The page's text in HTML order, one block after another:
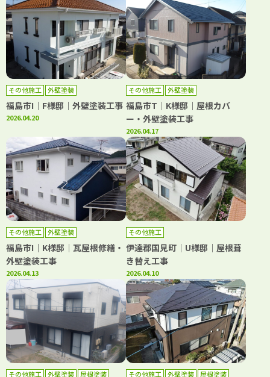
その他施工 外壁塗装
福島市I｜F様邸｜外壁塗装工事
2026.04.20
その他施工 外壁塗装
福島市T｜K様邸｜屋根カバ
ー・外壁塗装工事
2026.04.17
その他施工 外壁塗装
福島市I｜K様邸｜瓦屋根修繕・
外壁塗装工事
2026.04.13
その他施工
伊達郡国見町｜U様邸｜屋根葺
き替え工事
2026.04.10
その他施工 外壁塗装
屋根塗装
その他施工 外壁塗装
屋根塗装